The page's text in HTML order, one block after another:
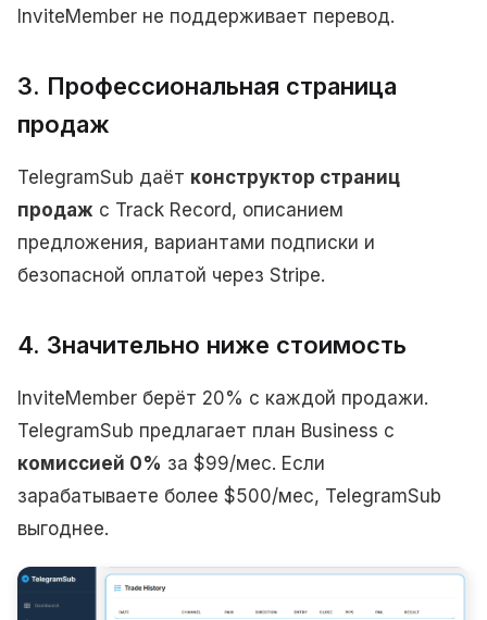
InviteMember не поддерживает перевод.
3. Профессиональная страница
продаж
TelegramSub даёт конструктор страниц
продаж с Track Record, описанием
предложения, вариантами подписки и
безопасной оплатой через Stripe.
4. Значительно ниже стоимость
InviteMember берёт 20% с каждой продажи.
TelegramSub предлагает план Business с
комиссией 0% за $99/мес. Если
зарабатываете более $500/мес, TelegramSub
выгоднее.